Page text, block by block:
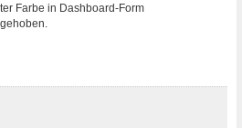
Farbe in Dashboard-Form